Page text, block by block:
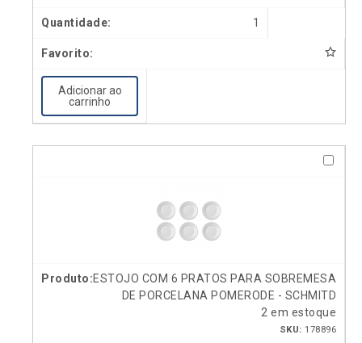
1
Adicionar ao
carrinho
ESTOJO COM 6 PRATOS PARA SOBREMESA
DE PORCELANA POMERODE - SCHMITD
2 em estoque
SKU: 178896